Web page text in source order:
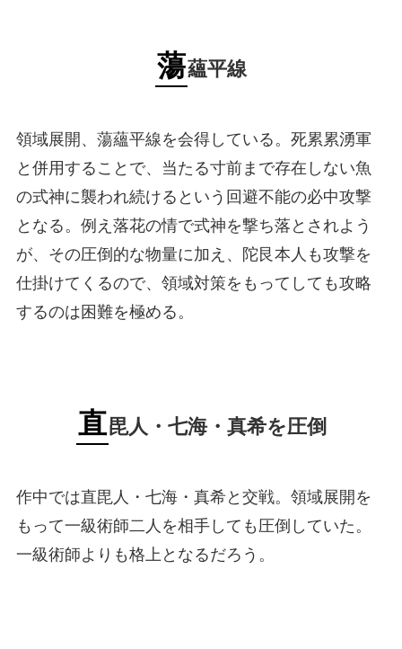
蕩蘊平線
領域展開、蕩蘊平線を会得している。死累累湧軍
と併用することで、当たる寸前まで存在しない魚
の式神に襲われ続けるという回避不能の必中攻撃
となる。例え落花の情で式神を撃ち落とされよう
が、その圧倒的な物量に加え、陀艮本人も攻撃を
仕掛けてくるので、領域対策をもってしても攻略
するのは困難を極める。
直毘人・七海・真希を圧倒
作中では直毘人・七海・真希と交戦。領域展開を
もって一級術師二人を相手しても圧倒していた。
一級術師よりも格上となるだろう。